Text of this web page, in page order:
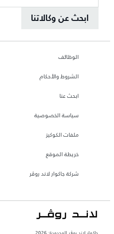
ابحث عن وكالاتنا
الوظائف
الشروط والأحكام
ابحث عنا
سياسة الخصوصية
ملفات الكوكيز
خريطة الموقع
شركة جاكوار لاند روڤر